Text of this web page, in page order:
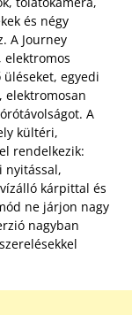
és négy
A Journey
elektromos
egyedi
elektromosan
A
kültéri,
rendelkezik:
nyitással,
kárpittal és
ne járjon nagy
nagyban